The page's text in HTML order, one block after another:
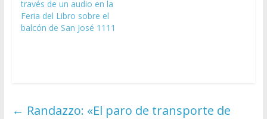
través de un audio en la
Feria del Libro sobre el
balcón de San José 1111
← Randazzo: «El paro de transporte de